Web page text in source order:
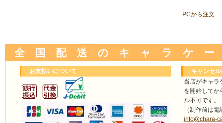
PCから注文
全 国 配 送 の キ ャ ラ ケ
お支払いについて
キャンセル
当店がキャラ
を開始してか
ル不可です。
（制作前は
info@chara-